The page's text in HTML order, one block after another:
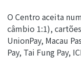
O Centro aceita
câmbio 1:1),
UnionPay, Macau
Pay, Tai Fung Pay,